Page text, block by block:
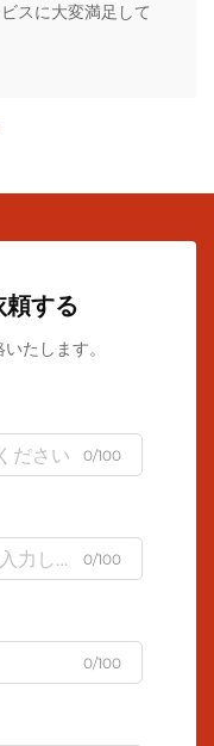
スに大変満足して
する
たします。
0/100
0/100
0/100